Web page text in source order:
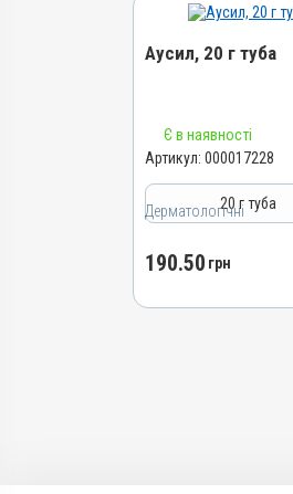
Дерматологічні
Аусил, 20 г туба
Назва препарату
Аусил
Артикул
000017228
4820012504909
Є в наявності
Артикул: 000017228
20 г туба
190.50 грн